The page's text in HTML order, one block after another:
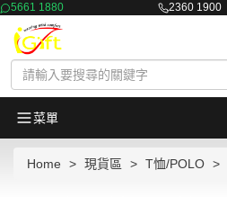
5661 1880 2360 1900
菜單
Home 現貨區 T恤/POLO